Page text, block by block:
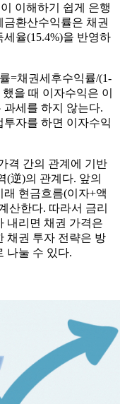
이해하기 쉽게 은행
환산수익률은 채권
율(15.4%)을 반영하
=채권세후수익률/(1-
을 때 이자수익은 이
세를 하지 않는다.
자를 하면 이자수익
격 간의 관계에 기반
(逆)의 관계다. 앞의
현금흐름(이자+액
산한다. 따라서 금리
내리면 채권 가격은
채권 투자 전략은 방
나눌 수 있다.